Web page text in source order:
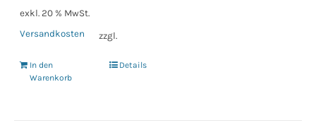
exkl. 20 % MwSt.
zzgl.
Versandkosten
In den
Warenkorb
Details